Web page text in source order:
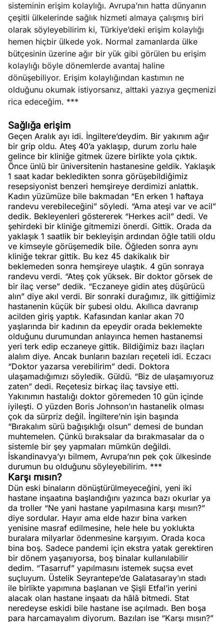
sisteminin erişim kolaylığı. Avrupa’nın hatta dünyanın
çeşitli ülkelerinde sağlık hizmeti almaya çalışmış biri
olarak söyleyebilirim ki, Türkiye’deki erişim kolaylığı
hemen hiçbir ülkede yok. Normal zamanlarda ülke
bütçesinin üzerine ağır bir yük gibi görülen bu erişim
kolaylığı böyle dönemlerde avantaj haline
dönüşebiliyor. Erişim kolaylığından kastımın ne
olduğunu okumak istiyorsanız, alttaki yazıya geçmenizi
rica edeceğim. ***
Sağlığa erişim
Geçen Aralık ayı idi. İngiltere’deydim. Bir yakınım ağır
bir grip oldu. Ateş 40’a yaklaşıp, durum zorlu hale
gelince bir kliniğe gitmek üzere birlikte yola çıktık.
Önce ünlü bir üniversitenin hastanesine geldik. Yaklaşık
1 saat kadar bekledikten sonra görüşebildiğimiz
resepsiyonist benzeri hemşireye derdimizi anlattık.
Kadın yüzümüze bile bakmadan “En erken 1 haftaya
randevu verebileceğini” söyledi. “Ama ateşi var ve acil”
dedik. Bekleyenleri göstererek “Herkes acil” dedi. Ve
şehirdeki bir kliniğe gitmemizi önerdi. Gittik. Orada da
yaklaşık 1 saatlik bir bekleyişin ardından öğle tatili oldu
ve kimseyle görüşemedik bile. Öğleden sonra aynı
kliniğe tekrar gittik. Bu kez 45 dakikalık bir
beklemeden sonra hemşireye ulaştık. 4 gün sonraya
randevu verdi. “Ateş çok yüksek. Bir doktor görsek de
bir ilaç verse” dedik. “Eczaneye gidin ateş düşürücü
alın” diye akıl verdi. Bir sonraki durağımız, ilk gittiğimiz
hastanenin küçük bir şubesi oldu. Akıllıca davranıp
acilden giriş yaptık. Kafasından kanlar akan 70
yaşlarında bir kadının da epeydir orada beklemekte
olduğunu durumundan anlayınca hemen hastanemsi
yeri terk edip eczaneye gittik. Bildiğimiz bazı ilaçları
alalım diye. Ancak bunların bazıları reçeteli idi. Eczacı
“Doktor yazarsa verebilirim” dedi. Doktora
ulaşamadığımızı söyledik. Güldü. “Biz de ulaşamıyoruz
zaten” dedi. Reçetesiz birkaç ilaç tavsiye etti.
Yakınımın hastalığı doktor göremeden 10 gün içinde
iyileşti. O yüzden Boris Johnson’ın hastanelik olması
çok da sürpriz değil. İngiltere’nin işin başında
“Bırakalım sürü bağışıklığı olsun” demesi de bundan
muhtemelen. Çünkü bıraksalar da bırakmasalar da o
sistemle bir şey yapmaları mümkün değildi.
İskandinavya’yı bilmem, Avrupa’nın pek çok ülkesinde
durumun bu olduğunu söyleyebilirim. ***
Karşı mısın?
Dün eski binaların dönüştürülmeyeceğini, yeni iki
hastane inşaatına başlandığını yazınca bazı okurlar ya
da troller “Ne yani hastane yapılmasına karşı mısın?”
diye sordular. Hayır ama elde hazır bina varken
yenisine masraf edilmesine, hele hele bu yoklukta
buralara milyarlar ödenmesine karşıyım. Orada koca
bina boş. Sadece pandemi için ekstra yatak gerektiren
bir dönem yaşanıyorsa, boş binalar kullanılabilir
dedim. “Tasarruf” yapılmasını istemek suçsa evet
suçluyum. Üstelik Seyrantepe’de Galatasaray’ın stadı
ile birlikte yapımına başlanan ve Şişli Etfal’in yerini
alacak olan hastane inşaatı da hâlâ bitmedi. Stat
neredeyse eskidi bile hastane ise açılmadı. Ben boşa
para harcamayalım diyorum. Bazıları ise “Karşı mısın?”